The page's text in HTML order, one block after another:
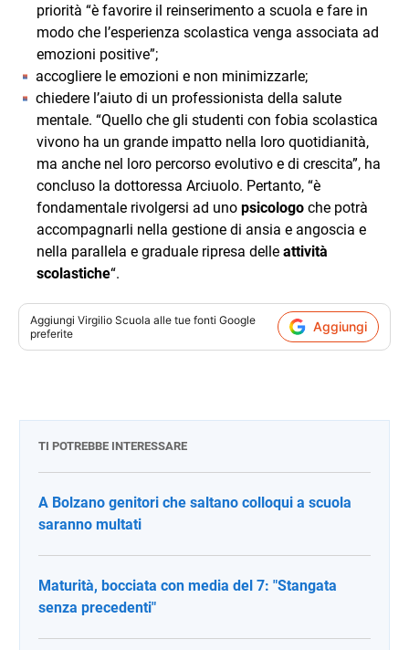
priorità “è favorire il reinserimento a scuola e fare in
modo che l’esperienza scolastica venga associata ad
emozioni positive”;
accogliere le emozioni e non minimizzarle;
chiedere l’aiuto di un professionista della salute
mentale. “Quello che gli studenti con fobia scolastica
vivono ha un grande impatto nella loro quotidianità,
ma anche nel loro percorso evolutivo e di crescita”, ha
concluso la dottoressa Arciuolo. Pertanto, “è
fondamentale rivolgersi ad uno psicologo che potrà
accompagnarli nella gestione di ansia e angoscia e
nella parallela e graduale ripresa delle attività
scolastiche“.
Aggiungi Virgilio Scuola alle tue fonti Google
preferite
Aggiungi
TI POTREBBE INTERESSARE
A Bolzano genitori che saltano colloqui a scuola
saranno multati
Maturità, bocciata con media del 7: "Stangata
senza precedenti"